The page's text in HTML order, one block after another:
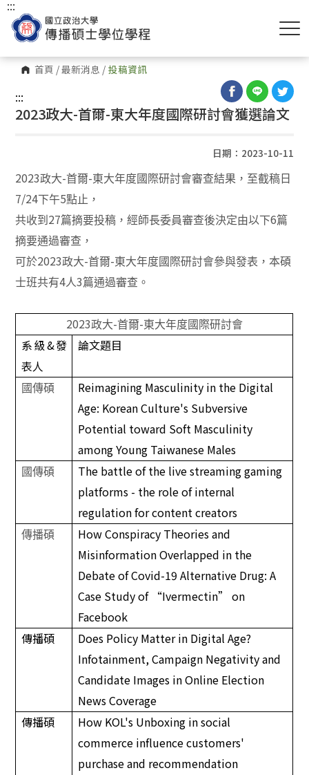
首頁 /最新消息 / 投稿資訊
:::
:::
2023政大-首爾-東大年度國際研討會獲選論文
日期：2023-10-11
2023政大-首爾-東大年度國際研討會審查結果，至截稿日
7/24下午5點止，
共收到 27篇摘要投稿，經師長委員審查後決定由以下6篇
摘要通過審查，
可於2023政大-首爾-東大年度國際研討會參與發表，本碩
士班共有4人3篇通過審查。
2023政大-首爾-東大年度國際研討會
系級&發
表人
論文題目
國傳碩
Reimagining Masculinity in the Digital
Age: Korean Culture's Subversive
Potential toward Soft Masculinity
among Young Taiwanese Males
國傳碩
The battle of the live streaming gaming
platforms - the role of internal
regulation for content creators
傳播碩
How Conspiracy Theories and
Misinformation Overlapped in the
Debate of Covid-19 Alternative Drug: A
Case Study of “Ivermectin” on
Facebook
傳播碩
Does Policy Matter in Digital Age?
Infotainment, Campaign Negativity and
Candidate Images in Online Election
News Coverage
傳播碩
How KOL's Unboxing in social
commerce influence customers'
purchase and recommendation